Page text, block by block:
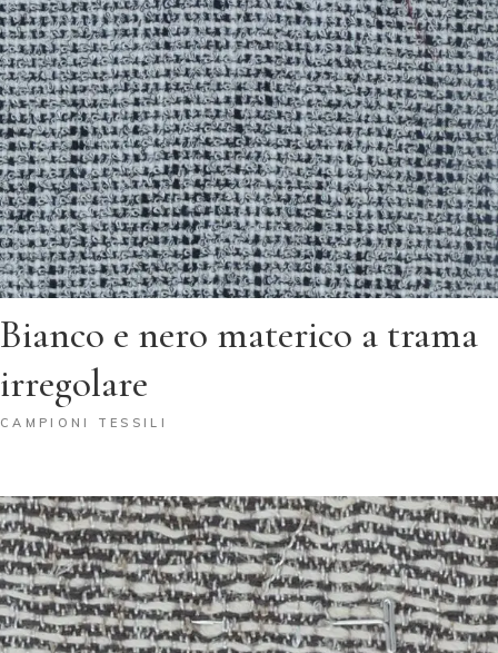
Bianco e nero materico a trama
irregolare
CAMPIONI TESSILI